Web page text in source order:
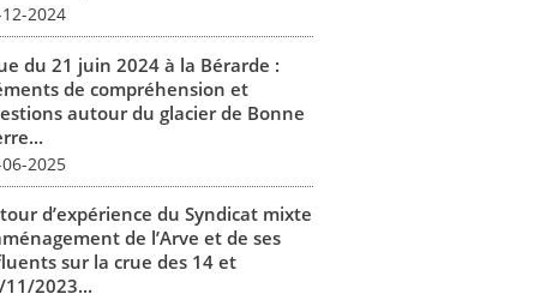
2024
du 21 juin 2024 à la Bérarde :
de compréhension et
autour du glacier de Bonne
2025
d’expérience du Syndicat mixte
de l’Arve et de ses
sur la crue des 14 et
11/2023...